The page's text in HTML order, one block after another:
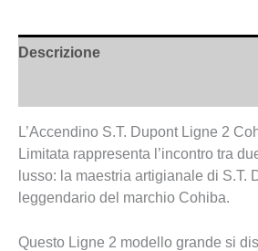
Descrizione
L’Accendino S.T. Dupont Ligne 2
Limitata rappresenta l’incontro tra
lusso: la maestria artigianale di S.T.
leggendario del marchio Cohiba.
Questo Ligne 2 modello grande si